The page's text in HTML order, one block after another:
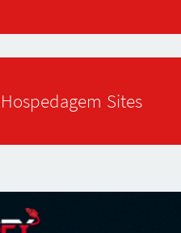
Hospedagem Sites